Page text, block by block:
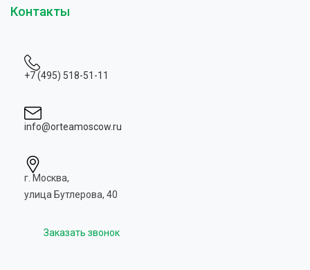
Контакты
+7 (495) 518-51-11
info@orteamoscow.ru
г. Москва,
улица Бутлерова, 40
Заказать звонок